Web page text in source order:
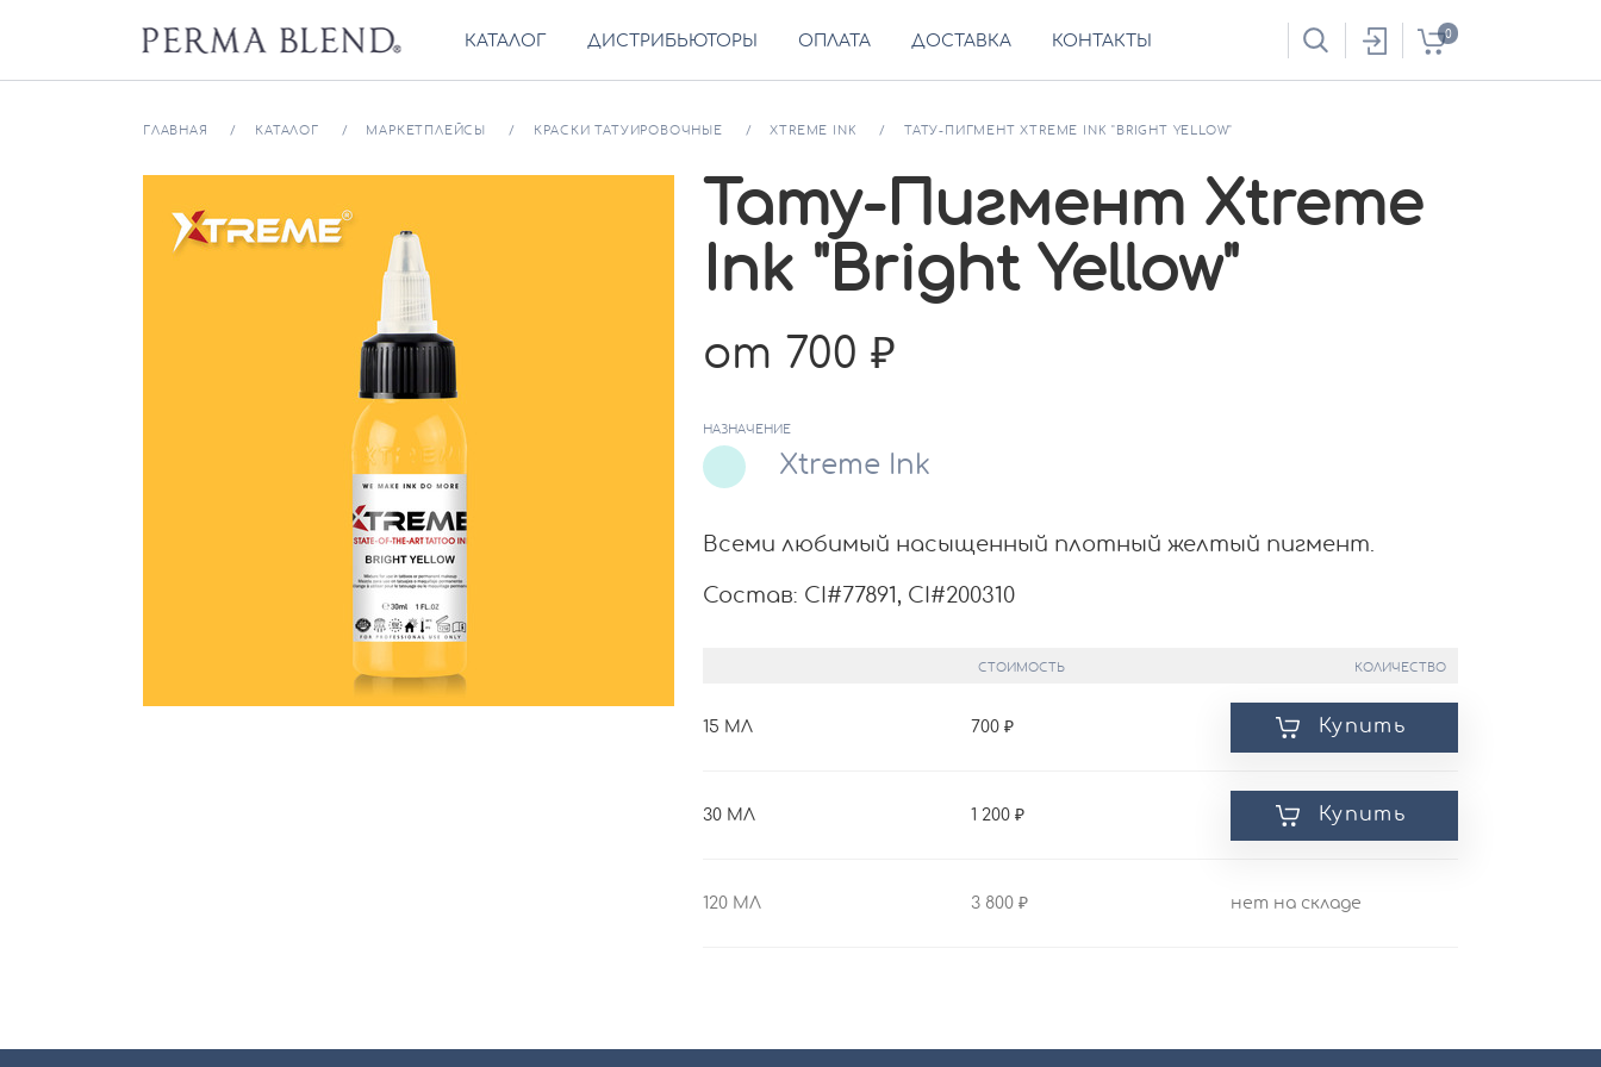
КАТАЛОГ ДИСТРИБЬЮТОРЫ ОПЛАТА ДОСТАВКА КОНТАКТЫ 0
ГЛАВНАЯ КАТАЛОГ МАРКЕТПЛЕЙСЫ КРАСКИ ТАТУИРОВОЧНЫЕ XTREME INK ТАТУ-ПИГМЕНТ XTREME INK "BRIGHT YELLOW"
Тату-Пигмент Xtreme
Ink "Bright Yellow"
от 700
НАЗНАЧЕНИЕ
Xtreme Ink
Всеми любимый насыщенный плотный желтый пигмент.
Состав: CI#77891, CI#200310
СТОИМОСТЬ КОЛИЧЕСТВО
15 МЛ 700 Купить
30 МЛ 1 200 Купить
120 МЛ 3 800 нет на складе